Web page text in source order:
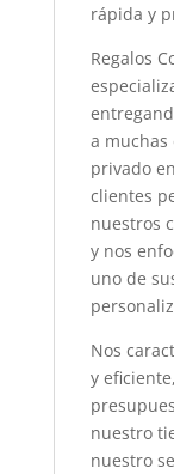
rápida y
Regalos
a muchas
privado
clientes
nuestros
y nos
uno de
Nos
y
nuestro
nuestro